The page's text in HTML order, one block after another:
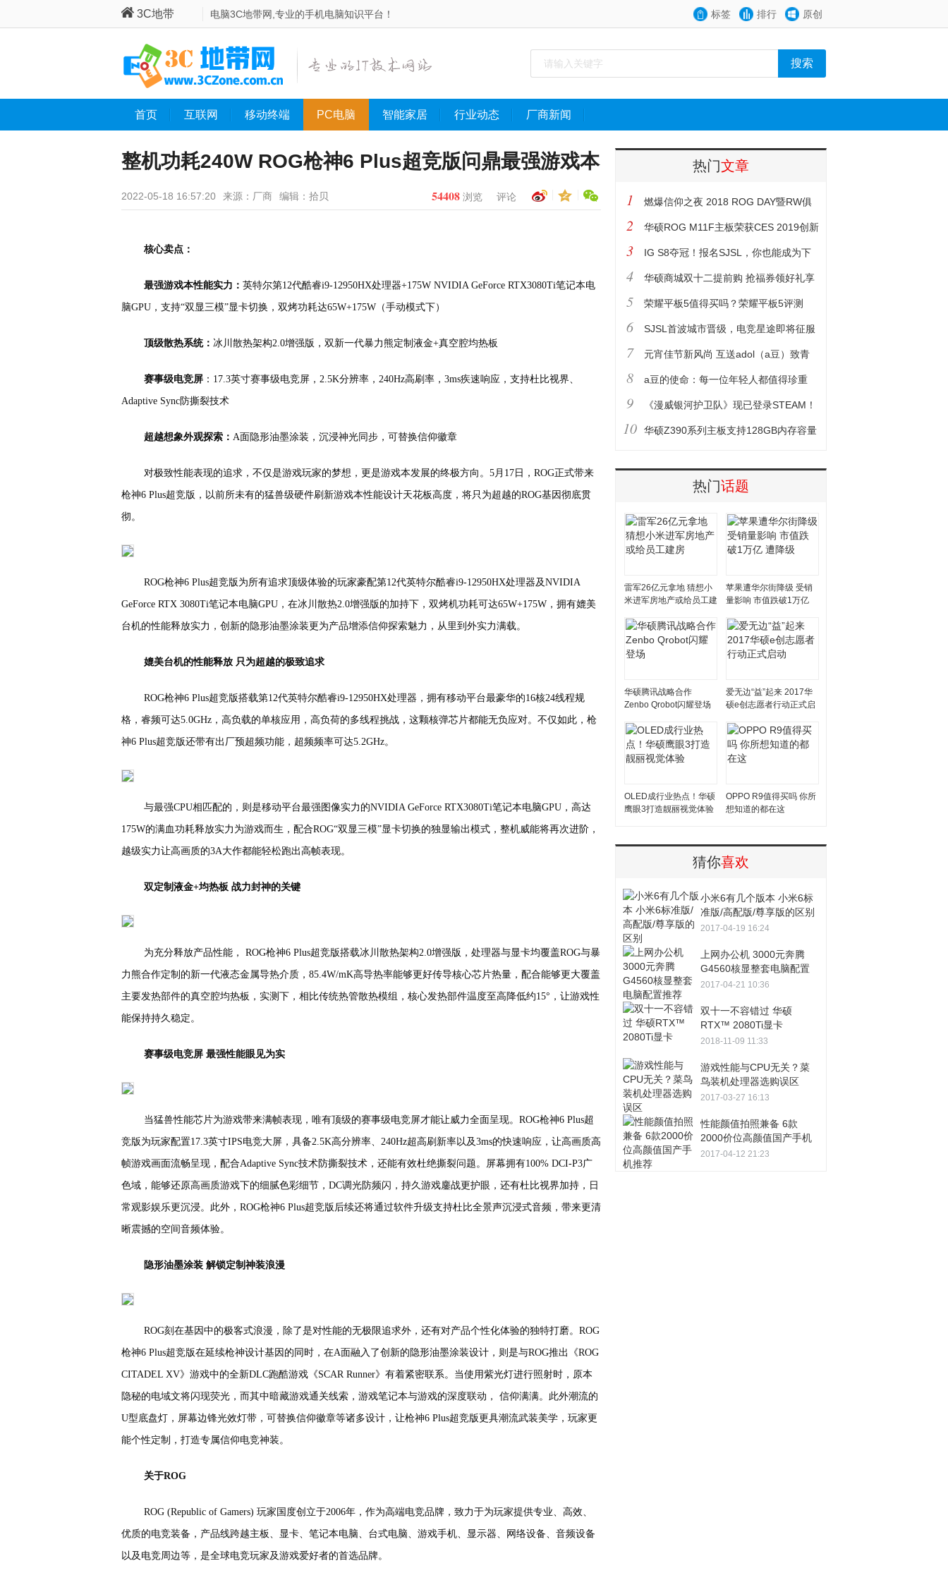
3C地带 电脑3C地带网,专业的手机电脑知识平台！ 标签 排行 原创
首页 互联网 移动终端 PC电脑 智能家居 行业动态 厂商新闻
整机功耗240W ROG枪神6 Plus超竞版问鼎最强游戏本
2022-05-18 16:57:20 来源：厂商 编辑：拾贝 54408 浏览 评论
核心卖点：
最强游戏本性能实力： 英特尔第12代酷睿i9-12950HX处理器+175W NVIDIA GeForce RTX3080Ti笔记本电
脑GPU，支持“双显三模”显卡切换，双烤功耗达65W+175W（手动模式下）
顶级散热系统： 冰川散热架构2.0增强版，双新一代暴力熊定制液金+真空腔均热板
赛事级电竞屏 ：17.3英寸赛事级电竞屏，2.5K分辨率，240Hz高刷率，3ms疾速响应，支持杜比视界、
Adaptive Sync防撕裂技术
超越想象外观探索： A面隐形油墨涂装，沉浸神光同步，可替换信仰徽章
对极致性能表现的追求，不仅是游戏玩家的梦想，更是游戏本发展的终极方向。5月17日，ROG正式带来
枪神6 Plus超竞版，以前所未有的猛兽级硬件刷新游戏本性能设计天花板高度，将只为超越的ROG基因彻底贯
彻。
ROG枪神6 Plus超竞版为所有追求顶级体验的玩家豪配第12代英特尔酷睿i9-12950HX处理器及NVIDIA
GeForce RTX 3080Ti笔记本电脑GPU，在冰川散热2.0增强版的加持下，双烤机功耗可达65W+175W，拥有媲美
台机的性能释放实力，创新的隐形油墨涂装更为产品增添信仰探索魅力，从里到外实力满载。
媲美台机的性能释放 只为超越的极致追求
ROG枪神6 Plus超竞版搭载第12代英特尔酷睿i9-12950HX处理器，拥有移动平台最豪华的16核24线程规
格，睿频可达5.0GHz，高负载的单核应用，高负荷的多线程挑战，这颗核弹芯片都能无负应对。不仅如此，枪
神6 Plus超竞版还带有出厂预超频功能，超频频率可达5.2GHz。
与最强CPU相匹配的，则是移动平台最强图像实力的NVIDIA GeForce RTX3080Ti笔记本电脑GPU，高达
175W的满血功耗释放实力为游戏而生，配合ROG“双显三模”显卡切换的独显输出模式，整机威能将再次进阶，
越级实力让高画质的3A大作都能轻松跑出高帧表现。
双定制液金+均热板 战力封神的关键
为充分释放产品性能， ROG枪神6 Plus超竞版搭载冰川散热架构2.0增强版，处理器与显卡均覆盖ROG与暴
力熊合作定制的新一代液态金属导热介质，85.4W/mK高导热率能够更好传导核心芯片热量，配合能够更大覆盖
主要发热部件的真空腔均热板，实测下，相比传统热管散热模组，核心发热部件温度至高降低约15°，让游戏性
能保持持久稳定。
赛事级电竞屏 最强性能眼见为实
当猛兽性能芯片为游戏带来满帧表现，唯有顶级的赛事级电竞屏才能让威力全面呈现。ROG枪神6 Plus超
竞版为玩家配置17.3英寸IPS电竞大屏，具备2.5K高分辨率、240Hz超高刷新率以及3ms的快速响应，让高画质高
帧游戏画面流畅呈现，配合Adaptive Sync技术防撕裂技术，还能有效杜绝撕裂问题。屏幕拥有100% DCI-P3广
色域，能够还原高画质游戏下的细腻色彩细节，DC调光防频闪，持久游戏鏖战更护眼，还有杜比视界加持，日
常观影娱乐更沉浸。此外，ROG枪神6 Plus超竞版后续还将通过软件升级支持杜比全景声沉浸式音频，带来更清
晰震撼的空间音频体验。
隐形油墨涂装 解锁定制神装浪漫
ROG刻在基因中的极客式浪漫，除了是对性能的无极限追求外，还有对产品个性化体验的独特打磨。ROG
枪神6 Plus超竞版在延续枪神设计基因的同时，在A面融入了创新的隐形油墨涂装设计，则是与ROG推出《ROG
CITADEL XV》游戏中的全新DLC跑酷游戏《SCAR Runner》有着紧密联系。当使用紫光灯进行照射时，原本
隐秘的电域文将闪现荧光，而其中暗藏游戏通关线索，游戏笔记本与游戏的深度联动， 信仰满满。此外潮流的
U型底盘灯，屏幕边锋光效灯带，可替换信仰徽章等诸多设计，让枪神6 Plus超竞版更具潮流武装美学，玩家更
能个性定制，打造专属信仰电竞神装。
关于ROG
ROG (Republic of Gamers) 玩家国度创立于2006年，作为高端电竞品牌，致力于为玩家提供专业、高效、
优质的电竞装备，产品线跨越主板、显卡、笔记本电脑、台式电脑、游戏手机、显示器、网络设备、音频设备
以及电竞周边等，是全球电竞玩家及游戏爱好者的首选品牌。
热门文章
1 燃爆信仰之夜 2018 ROG DAY暨RW俱
乐部周年庆生会
2 华硕ROG M11F主板荣获CES 2019创新
大奖
3 IG S8夺冠！报名SJSL，你也能成为下
一位英雄
4 华硕商城双十二提前购 抢福券领好礼享
大优惠
5 荣耀平板5值得买吗？荣耀平板5评测
6 SJSL首波城市晋级，电竞星途即将征服
7 元宵佳节新风尚 互送adol（a豆）致青
春
8 a豆的使命：每一位年轻人都值得珍重
9 《漫威银河护卫队》现已登录STEAM！
用这套配置
10 华硕Z390系列主板支持128GB内存容量
热门话题
雷军26亿元拿地 猜想小
米进军房地产或给员工建
苹果遭华尔街降级 受销
量影响 市值跌破1万亿
华硕腾讯战略合作
Zenbo Qrobot闪耀登场
爱无边“益”起来 2017华
硕e创志愿者行动正式启
OLED成行业热点！华硕
鹰眼3打造靓丽视觉体验
OPPO R9值得买吗 你所
想知道的都在这
猜你喜欢
小米6有几个版本 小米6标
准版/高配版/尊享版的区别
2017-04-19 16:24
上网办公机 3000元奔腾
G4560核显整套电脑配置
推荐
2017-04-21 10:36
双十一不容错过 华硕
RTX™ 2080Ti显卡
2018-11-09 11:33
游戏性能与CPU无关？菜
鸟装机处理器选购误区
2017-03-27 16:13
性能颜值拍照兼备 6款
2000价位高颜值国产手机
推荐
2017-04-12 21:23